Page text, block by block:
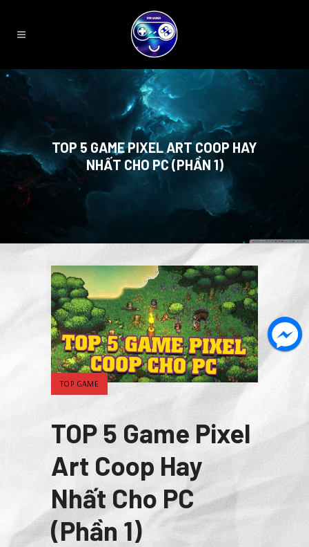
TOP 5 GAME PIXEL ART COOP HAY
NHẤT CHO PC (PHẦN 1)
TOP GAME
TOP 5 Game Pixel
Art Coop Hay
Nhất Cho PC
(Phần 1)